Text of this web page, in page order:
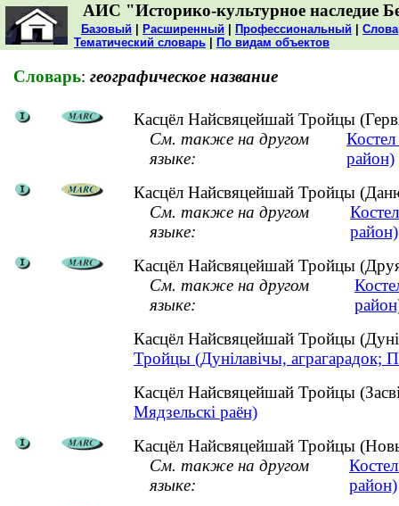
АИС "Историко-культурное наследие
Базовый Расширенный Профессиональный
Тематический словарь
По видам объектов
Словарь: географическое название
Касцёл Найсвяцейшай Тройцы
См. также на другом
языке:
район)
Касцёл Найсвяцейшай Тройцы
См. также на другом
языке:
район)
Касцёл Найсвяцейшай Тройцы
См. также на другом
языке:
Касцёл Найсвяцейшай Тройцы
Тройцы (Дунілавічы, аграгарадок;
Касцёл Найсвяцейшай Тройцы
Мядзельскі раён)
Касцёл Найсвяцейшай Тройцы
См. также на другом
языке:
район)